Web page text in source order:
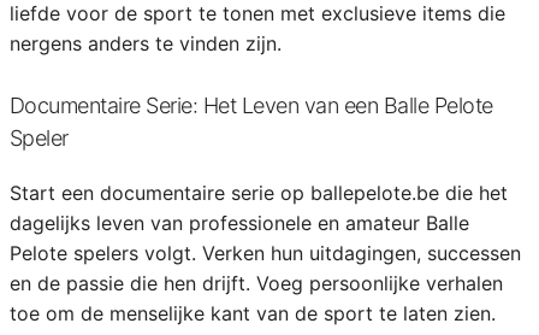
liefde voor de sport te tonen met exclusieve items die
nergens anders te vinden zijn.
Documentaire Serie: Het Leven van een Balle Pelote
Speler
Start een documentaire serie op ballepelote.be die het
dagelijks leven van professionele en amateur Balle
Pelote spelers volgt. Verken hun uitdagingen, successen
en de passie die hen drijft. Voeg persoonlijke verhalen
toe om de menselijke kant van de sport te laten zien.